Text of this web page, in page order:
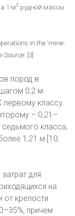
1 м3 рудной массы
in the 'mine-
Source: [3]
пород в
0,2 м
первому классу
– 0,21–
класса,
1,21 м [10;
для
на
от крепости
причем